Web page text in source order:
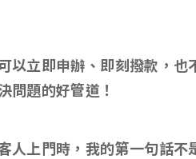
以立即申辦、即刻撥款，
問題的好管道！
人上門時，我的第一句話